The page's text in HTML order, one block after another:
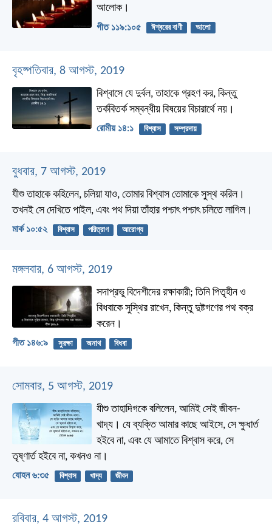
আলোক।
গীত ১১৯:১০৫ ঈশ্বরের বাণী আলো
বৃহষ্পতিবার, 8 আগস্ট, 2019
বিশ্বাসে যে দুর্বল, তাহাকে গ্রহণ কর, কিন্তু
তর্কবিতর্ক সম্বন্ধীয় বিষয়ের বিচারার্থে নয়।
রোমীয় ১৪:১ বিশ্বাস সম্প্রদায়
বুধবার, 7 আগস্ট, 2019
যীশু তাহাকে কহিলেন, চলিয়া যাও, তোমার বিশ্বাস তোমাকে সুস্থ করিল।
তখনই সে দেখিতে পাইল, এবং পথ দিয়া তাঁহার পশ্চাৎ পশ্চাৎ চলিতে লাগিল।
মার্ক ১০:৫২ বিশ্বাস পরিত্রাণ আরোগ্য
মঙ্গলবার, 6 আগস্ট, 2019
সদাপ্রভু বিদেশীদের রক্ষাকারী; তিনি পিতৃহীন ও
বিধবাকে সুস্থির রাখেন, কিন্তু দুষ্টগণের পথ বক্র
করেন।
গীত ১৪৬:৯ সুরক্ষা অনাথ বিধবা
সোমবার, 5 আগস্ট, 2019
যীশু তাহাদিগকে বলিলেন, আমিই সেই জীবন-
খাদ্য। যে ব্যক্তি আমার কাছে আইসে, সে ক্ষুধার্ত
হইবে না, এবং যে আমাতে বিশ্বাস করে, সে
তৃষ্ণার্ত হইবে না, কখনও না।
যোহন ৬:৩৫ বিশ্বাস খাদ্য জীবন
রবিবার, 4 আগস্ট, 2019